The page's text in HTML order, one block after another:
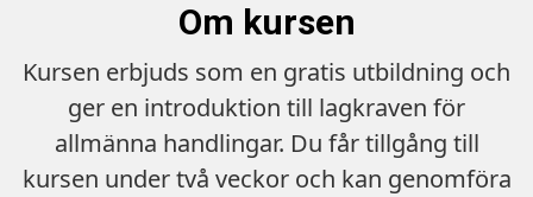
Om kursen
Kursen erbjuds som en gratis utbildning och
ger en introduktion till lagkraven för
allmänna handlingar. Du får tillgång till
kursen under två veckor och kan genomföra